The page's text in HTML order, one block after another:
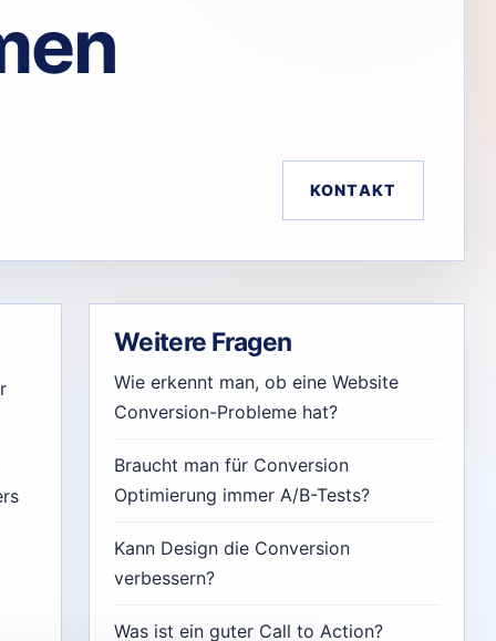
KONTAKT
Weitere Fragen
Wie erkennt man, ob eine Website
Conversion-Probleme hat?
Braucht man für Conversion
Optimierung immer A/B-Tests?
Kann Design die Conversion
verbessern?
Was ist ein guter Call to Action?